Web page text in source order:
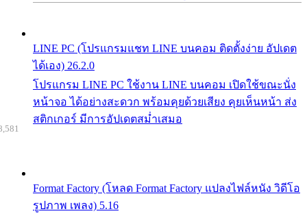
LINE PC (โปรแกรมแชท LINE บนคอม ติดตั้งง่าย อัปเดต
ได้เอง) 26.2.0
โปรแกรม LINE PC ใช้งาน LINE บนคอม เปิดใช้ขณะนั่ง
หน้าจอ ได้อย่างสะดวก พร้อมคุยด้วยเสียง คุยเห็นหน้า ส่ง
สติกเกอร์ มีการอัปเดตสม่ำเสมอ
Format Factory (โหลด Format Factory แปลงไฟล์หนัง วิดีโอ
รูปภาพ เพลง) 5.16